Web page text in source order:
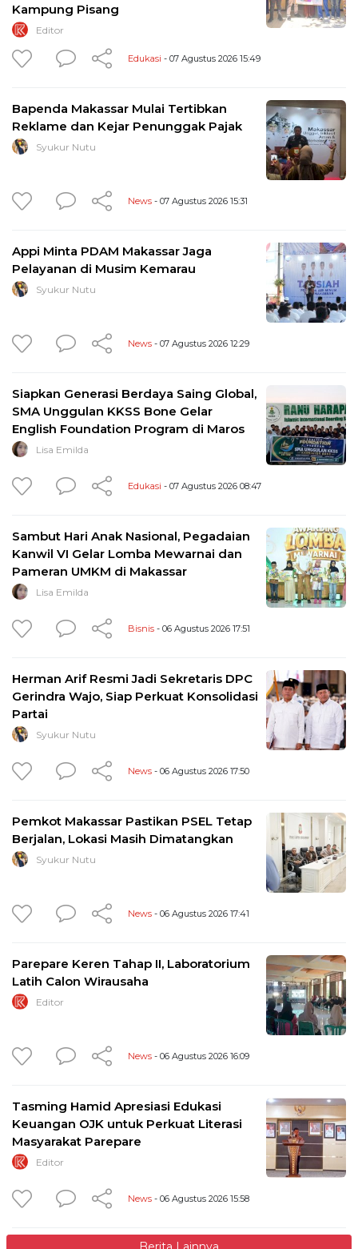
Kampung Pisang
Editor
Edukasi - 07 Agustus 2026 15:49
Bapenda Makassar Mulai Tertibkan
Reklame dan Kejar Penunggak Pajak
Syukur Nutu
News - 07 Agustus 2026 15:31
Appi Minta PDAM Makassar Jaga
Pelayanan di Musim Kemarau
Syukur Nutu
News - 07 Agustus 2026 12:29
Siapkan Generasi Berdaya Saing Global,
SMA Unggulan KKSS Bone Gelar
English Foundation Program di Maros
Lisa Emilda
Edukasi - 07 Agustus 2026 08:47
Sambut Hari Anak Nasional, Pegadaian
Kanwil VI Gelar Lomba Mewarnai dan
Pameran UMKM di Makassar
Lisa Emilda
Bisnis - 06 Agustus 2026 17:51
Herman Arif Resmi Jadi Sekretaris DPC
Gerindra Wajo, Siap Perkuat Konsolidasi
Partai
Syukur Nutu
News - 06 Agustus 2026 17:50
Pemkot Makassar Pastikan PSEL Tetap
Berjalan, Lokasi Masih Dimatangkan
Syukur Nutu
News - 06 Agustus 2026 17:41
Parepare Keren Tahap II, Laboratorium
Latih Calon Wirausaha
Editor
News - 06 Agustus 2026 16:09
Tasming Hamid Apresiasi Edukasi
Keuangan OJK untuk Perkuat Literasi
Masyarakat Parepare
Editor
News - 06 Agustus 2026 15:58